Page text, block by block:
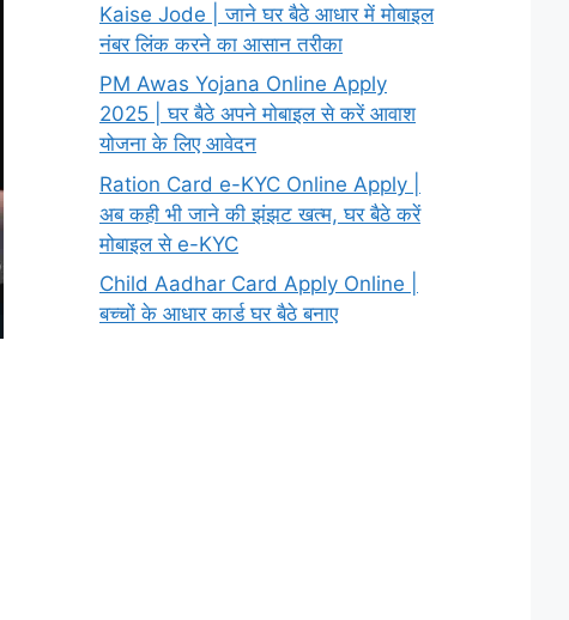
Kaise Jode | जाने घर बैठे आधार में मोबाइल
नंबर लिंक करने का आसान तरीका
PM Awas Yojana Online Apply
2025 | घर बैठे अपने मोबाइल से करें आवाश
योजना के लिए आवेदन
Ration Card e-KYC Online Apply |
अब कही भी जाने की झंझट खत्म, घर बैठे करें
मोबाइल से e-KYC
Child Aadhar Card Apply Online |
बच्चों के आधार कार्ड घर बैठे बनाए